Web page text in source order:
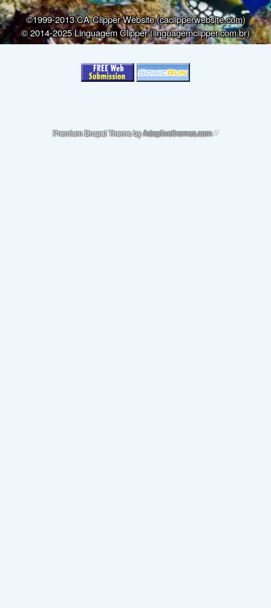
©1999-2013 CA-Clipper Website (caclipperwebsite.com)
© 2014-2025 Linguagem Clipper (linguagemclipper.com.br)
Premium Drupal Theme byAdaptivethemes.com(link is external)